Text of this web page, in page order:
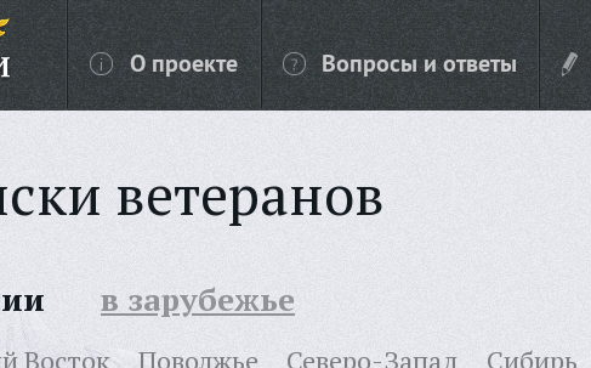
О проекте Вопросы и ответы
ветеранов
в зарубежье
Восток Поволжье Северо-Запад Сибирь